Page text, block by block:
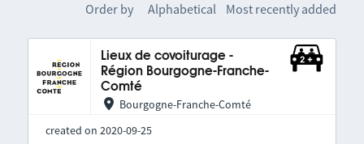
Order by Alphabetical Most recently added
Lieux de covoiturage -
Région Bourgogne-Franche-
Comté
Bourgogne-Franche-Comté
created on 2020-09-25